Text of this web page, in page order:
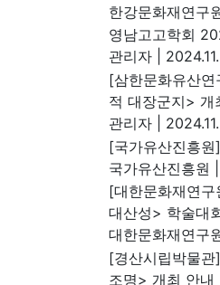
한강문화재연구
영남고고학회
관리자
[삼한문화유산
적 대장군지> 개
관리자
[국가유산진흥
국가유산진흥원
[대한문화재연
대산성> 학술대
대한문화재연구
[경산시립박물
조명> 개최 안내